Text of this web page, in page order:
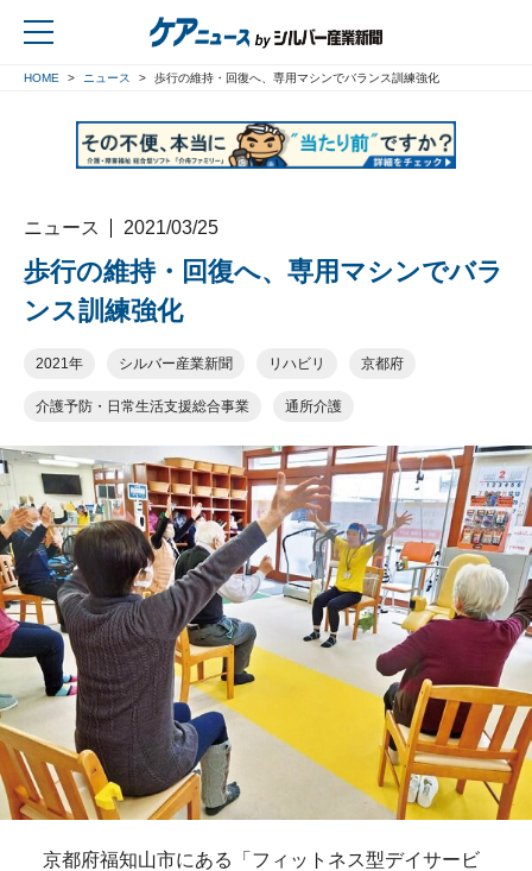
HOME ニュース 歩行の維持・回復へ、専用マシンでバランス訓練強化
ニュース 2021/03/25
歩行の維持・回復へ、専用マシンでバラ
ンス訓練強化
2021年 シルバー産業新聞 リハビリ 京都府
介護予防・日常生活支援総合事業 通所介護
京都府福知山市にある「フィットネス型デイサービ